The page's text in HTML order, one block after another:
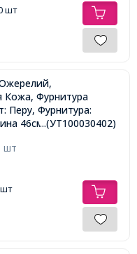
шт
Кожа, Фурнитура
Перу, Фурнитура:
46см, Толщина
...(УТ100030402)
шт